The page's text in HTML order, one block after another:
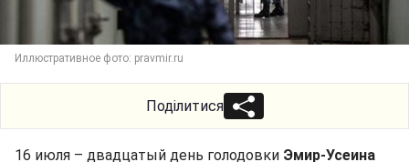
Иллюстративное фото: pravmir.ru
Поділитися
16 июля – двадцатый день голодовки Эмир-Усеина